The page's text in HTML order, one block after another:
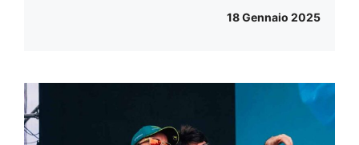
18 Gennaio 2025